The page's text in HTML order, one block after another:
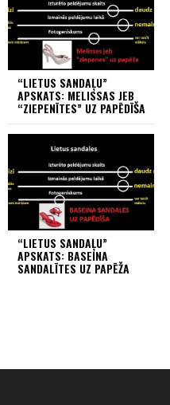
“LIETUS SANDAĻU”
APSKATS: MELISSAS JEB
“ZIEPENĪTES” UZ PAPĒDĪŠA
“LIETUS SANDAĻU”
APSKATS: BASEINA
SANDALĪTES UZ PAPĒŽA